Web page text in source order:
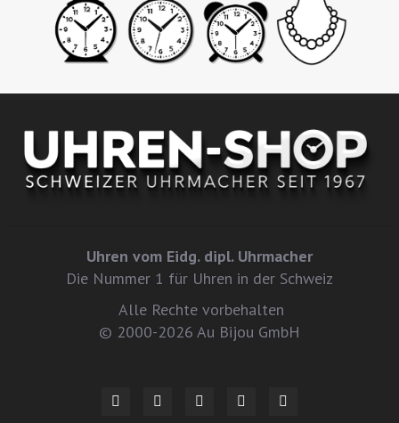
Uhren vom Eidg. dipl. Uhrmacher
Die Nummer 1 für Uhren in der Schweiz
Alle Rechte vorbehalten
© 2000-2026 Au Bijou GmbH